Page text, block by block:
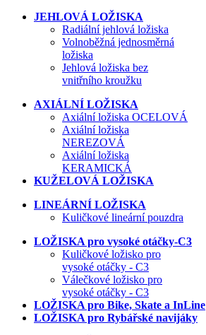
JEHLOVÁ LOŽISKA
Radiální jehlová ložiska
Volnoběžná jednosměrná
ložiska
Jehlová ložiska bez
vnitřního kroužku
AXIÁLNÍ LOŽISKA
Axiální ložiska OCELOVÁ
Axiální ložiska
NEREZOVÁ
Axiální ložiska
KERAMICKÁ
KUŽELOVÁ LOŽISKA
LINEÁRNÍ LOŽISKA
Kuličkové lineární pouzdra
LOŽISKA pro vysoké otáčky-C3
Kuličkové ložisko pro
vysoké otáčky - C3
Válečkové ložisko pro
vysoké otáčky - C3
LOŽISKA pro Bike, Skate a InLine
LOŽISKA pro Rybářské navijáky